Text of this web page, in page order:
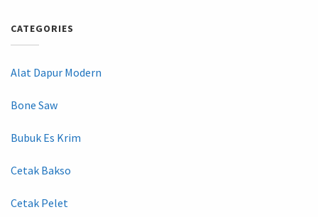
CATEGORIES
Alat Dapur Modern
Bone Saw
Bubuk Es Krim
Cetak Bakso
Cetak Pelet